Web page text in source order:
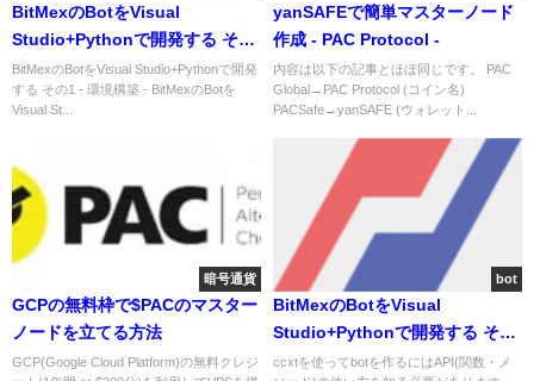
BitMexのBotをVisual
Studio+Pythonで開発する その
3 - 指標の計算 -
BitMexのBotをVisual Studio+Pythonで開発
する その1 - 環境構築 - BitMexのBotを
Visual St...
yanSAFEで簡単マスターノード
作成 - PAC Protocol -
内容は以下の記事とほぼ同じです。 PAC
Global→PAC Protocol (コイン名)
PACSafe→yanSAFE (ウォレット...
暗号通貨
GCPの無料枠で$PACのマスター
ノードを立てる方法
GCP(Google Cloud Platform)の無料クレジ
bot
BitMexのBotをVisual
Studio+Pythonで開発する その
2 - ccxtのAPI -
ccxtを使ってbotを作るにはAPI(関数・メ